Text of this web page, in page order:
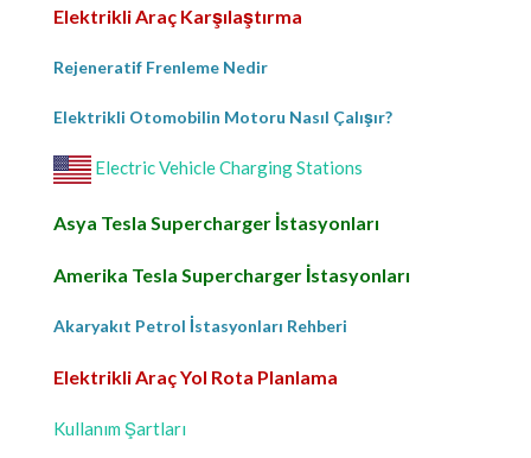
Elektrikli Araç Karşılaştırma
Rejeneratif Frenleme Nedir
Elektrikli Otomobilin Motoru Nasıl Çalışır?
Electric Vehicle Charging Stations
Asya Tesla Supercharger İstasyonları
Amerika Tesla Supercharger İstasyonları
Akaryakıt Petrol İstasyonları Rehberi
Elektrikli Araç Yol Rota Planlama
Kullanım Şartları